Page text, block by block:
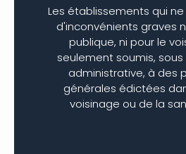
Les établissements qui
d'inconvénients graves
publique, ni pour le
seulement soumis,
administrative, à des
générales édictées
voisinage ou de la